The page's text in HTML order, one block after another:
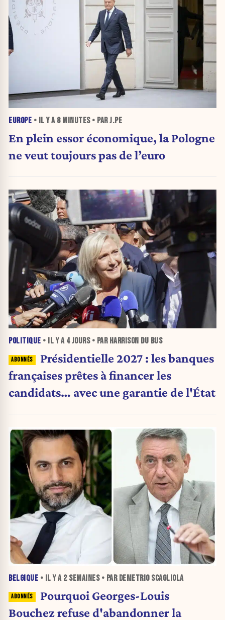
EUROPE • IL Y A 8 MINUTES• PAR J.PE
En plein essor économique, la Pologne
ne veut toujours pas de l’euro
POLITIQUE • IL Y A 4 JOURS• PAR HARRISON DU BUS
Présidentielle 2027 : les banques
françaises prêtes à financer les
candidats… avec une garantie de l'État
BELGIQUE • IL Y A 2 SEMAINES• PAR DEMETRIO SCAGLIOLA
Pourquoi Georges-Louis
Bouchez refuse d'abandonner la